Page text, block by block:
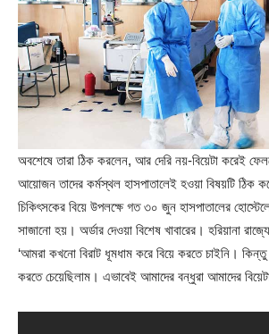
অবশেষে তারা ঠিক করলেন, আর দেরি নয়-বিয়েটা করেই
আয়োজন তাদের কর্মস্থল হাসপাতালেই হওয়া বিষয়টি ঠিক
চিকিৎসকের বিয়ে উপলক্ষে গত ৩০ জুন হাসপাতালের
সাজানো হয়। অর্ডার দেওয়া বিশেষ খাবারের। হরিয়ানা
‘আমরা কখনো বিরাট ধূমধাম করে বিয়ে করতে চাইনি।
করতে চেয়েছিলাম। এভাবেই আমাদের বন্ধুরা আমাদের